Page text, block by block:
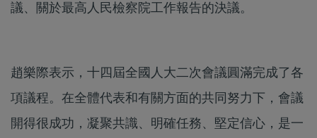
議、關於最高人民檢察院工作報告的決議。
趙樂際表示，十四屆全國人大二次會議圓滿完成了各
項議程。在全體代表和有關方面的共同努力下，會議
開得很成功，凝聚共識、明確任務、堅定信心，是一